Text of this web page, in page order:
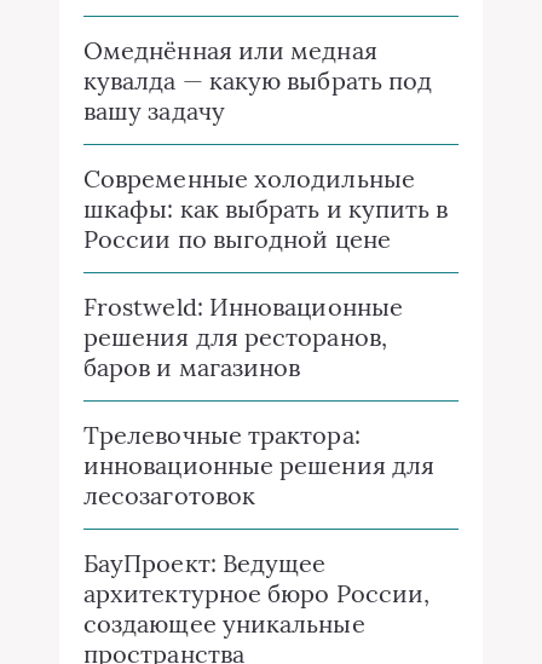
Омеднённая или медная
кувалда — какую выбрать под
вашу задачу
Современные холодильные
шкафы: как выбрать и купить в
России по выгодной цене
Frostweld: Инновационные
решения для ресторанов,
баров и магазинов
Трелевочные трактора:
инновационные решения для
лесозаготовок
БауПроект: Ведущее
архитектурное бюро России,
создающее уникальные
пространства